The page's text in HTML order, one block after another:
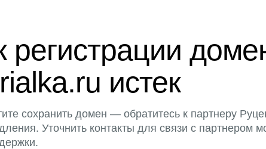
регистрации
истек
сохранить домен — обратитесь к партнеру
Уточнить контакты для связи с партнером